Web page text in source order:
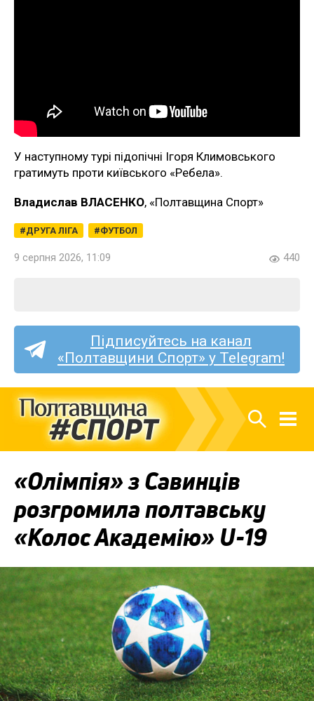
У наступному турі підопічні Ігоря Климовського
гратимуть проти київського «Ребела».
Владислав ВЛАСЕНКО, «Полтавщина Спорт»
ДРУГА ЛІГА ФУТБОЛ
9 серпня 2026, 11:09 440
Підписуйтесь на канал
«Полтавщини Спорт» у Telegram!
«Олімпія» з Савинців
розгромила полтавську
«Колос Академію» U-19